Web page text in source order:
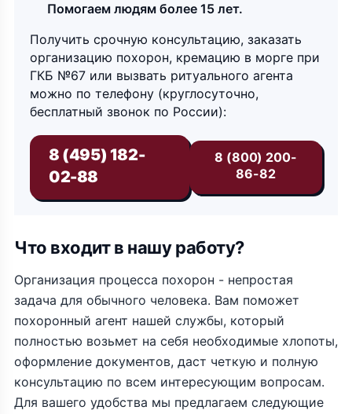
Помогаем людям более 15 лет.
Получить срочную консультацию, заказать
организацию похорон, кремацию в морге при
ГКБ №67 или вызвать ритуального агента
можно по телефону (круглосуточно,
бесплатный звонок по России):
8 (495) 182-
02-88
8 (800) 200-
86-82
Что входит в нашу работу?
Организация процесса похорон - непростая
задача для обычного человека. Вам поможет
похоронный агент нашей службы, который
полностью возьмет на себя необходимые хлопоты,
оформление документов, даст четкую и полную
консультацию по всем интересующим вопросам.
Для вашего удобства мы предлагаем следующие